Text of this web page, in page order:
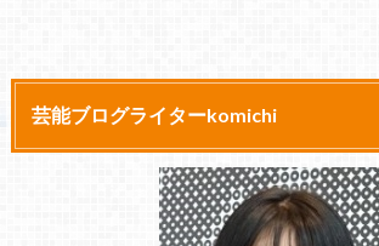
芸能ブログライターkomichi